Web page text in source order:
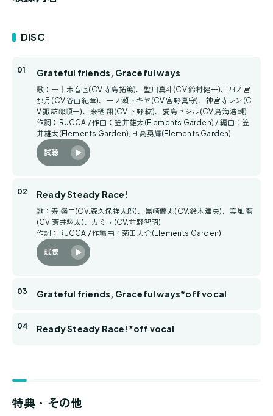
DISC
Grateful friends, Graceful ways
歌：一十木音也(CV.寺島拓篤)、聖川真斗(CV.鈴村健一)、四ノ宮
那月(CV.谷山紀章)、一ノ瀬トキヤ(CV.宮野真守)、神宮寺レン(C
V.諏訪部順一)、来栖 翔(CV.下野 紘)、愛島セシル(CV.鳥海浩輔)
作詞：RUCCA / 作曲：笠井雄太(Elements Garden) / 編曲：笠
井雄太(Elements Garden), 日高勇輝(Elements Garden)
試聴
Ready Steady Race!
歌：寿 嶺二(CV.森久保祥太郎)、黒崎蘭丸(CV.鈴木達央)、美風 藍
(CV.蒼井翔太)、カミュ(CV.前野智昭)
作詞：RUCCA / 作編曲：菊田大介(Elements Garden)
試聴
Grateful friends, Graceful ways*off vocal
Ready Steady Race!*off vocal
特典・その他